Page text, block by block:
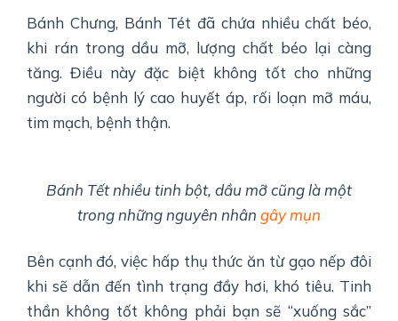
Bánh Chưng, Bánh Tét đã chứa nhiều chất béo,
khi rán trong dầu mỡ, lượng chất béo lại càng
tăng. Điều này đặc biệt không tốt cho những
người có bệnh lý cao huyết áp, rối loạn mỡ máu,
tim mạch, bệnh thận.
Bánh Tết nhiều tinh bột, dầu mỡ cũng là một
trong những nguyên nhân gây mụn
Bên cạnh đó, việc hấp thụ thức ăn từ gạo nếp đôi
khi sẽ dẫn đến tình trạng đầy hơi, khó tiêu. Tinh
thần không tốt không phải bạn sẽ “xuống sắc”